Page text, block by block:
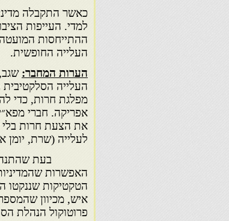
כאשר התקבלה
למדי. העייפות
ההתייחסות המועטה
העלייה החופשית.
הערות המחבר:
מפלגת חרות, כדי
אפריקה. חברי
את הצעת חרות בלי
לעלייה (שרת, יומן
בעת שהתנהלו
האפשרות
איש, מכיוון
פרוטוקול הנהלת הסוכנות, 5.11.1951